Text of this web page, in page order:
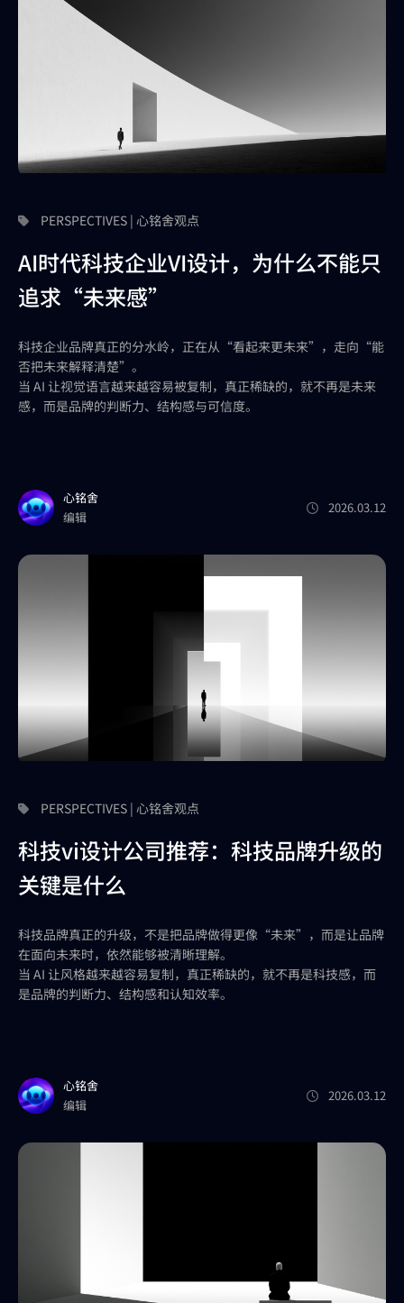
PERSPECTIVES | 心铭舍观点
AI时代科技企业VI设计，为什么不能只
追求“未来感”
科技企业品牌真正的分水岭，正在从“看起来更未来”，走向“能
否把未来解释清楚”。
当 AI 让视觉语言越来越容易被复制，真正稀缺的，就不再是未来
感，而是品牌的判断力、结构感与可信度。
心铭舍
编辑
2026.03.12
PERSPECTIVES | 心铭舍观点
科技vi设计公司推荐：科技品牌升级的
关键是什么
科技品牌真正的升级，不是把品牌做得更像“未来”，而是让品牌
在面向未来时，依然能够被清晰理解。
当 AI 让风格越来越容易复制，真正稀缺的，就不再是科技感，而
是品牌的判断力、结构感和认知效率。
心铭舍
编辑
2026.03.12